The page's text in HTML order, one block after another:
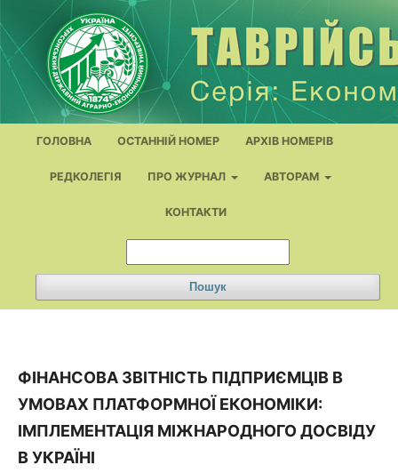
ГОЛОВНА ОСТАННІЙ НОМЕР АРХІВ НОМЕРІВ
РЕДКОЛЕГІЯ ПРО ЖУРНАЛ АВТОРАМ
КОНТАКТИ
Пошук
ФІНАНСОВА ЗВІТНІСТЬ ПІДПРИЄМЦІВ В
УМОВАХ ПЛАТФОРМНОЇ ЕКОНОМІКИ:
ІМПЛЕМЕНТАЦІЯ МІЖНАРОДНОГО ДОСВІДУ
В УКРАЇНІ